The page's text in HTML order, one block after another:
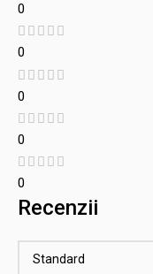
0
0
0
0
0
Recenzii